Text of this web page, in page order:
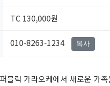
TC 130,000원
010-8263-1234 복사
블릭 가라오케에서 새로운 가